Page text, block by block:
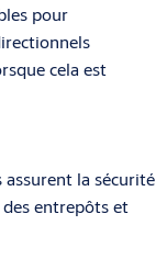
pour
cela est
la sécurité
entrepôts et